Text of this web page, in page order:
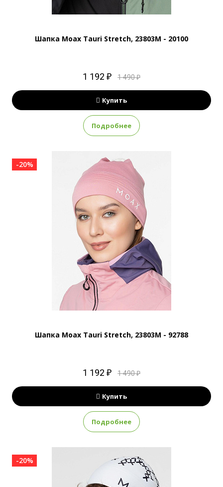
Шапка Moax Tauri Stretch, 23803M - 20100
1 192 ₽ 1 490 ₽
Купить
Подробнее
-20%
Шапка Moax Tauri Stretch, 23803M - 92788
1 192 ₽ 1 490 ₽
Купить
Подробнее
-20%